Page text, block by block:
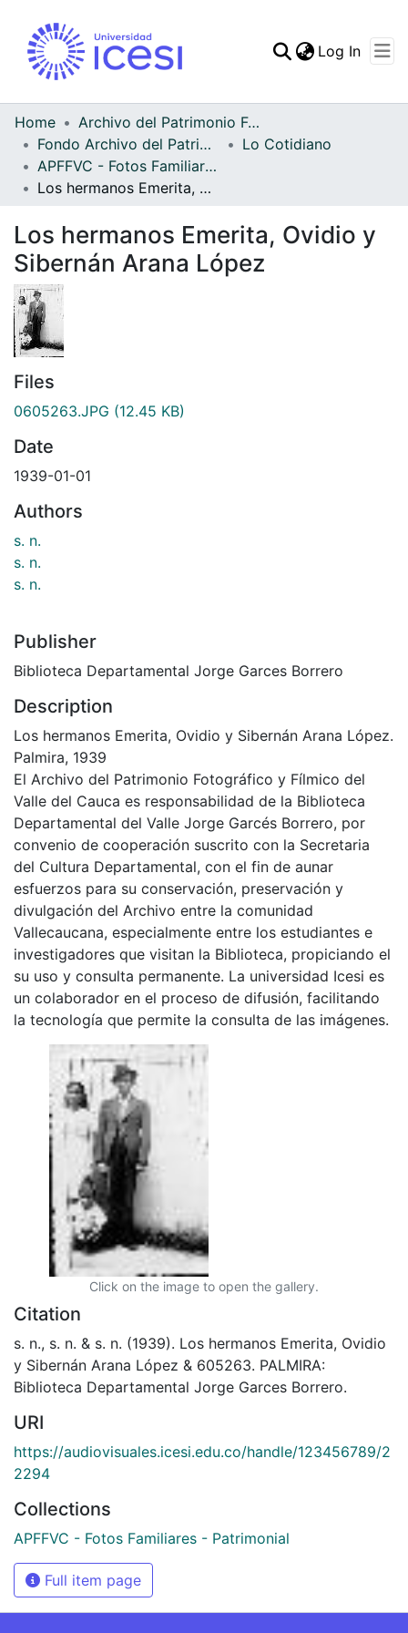
Statistics
Log In
Home
Archivo del Patrimonio Fotográfico y Fílmico del Valle del Cauca
Fondo Archivo del Patrimonio Fotográfico y Fílmico del Valle del Cauca
Lo Cotidiano
APFFVC - Fotos Familiares - Patrimonial
Los hermanos Emerita, Ovidio y Sibernán Arana López
Los hermanos Emerita, Ovidio y
Sibernán Arana López
Files
0605263.JPG (12.45 KB)
Date
1939-01-01
Authors
s. n.
s. n.
s. n.
Publisher
Biblioteca Departamental Jorge Garces Borrero
Description
Los hermanos Emerita, Ovidio y Sibernán Arana López.
Palmira, 1939
El Archivo del Patrimonio Fotográfico y Fílmico del
Valle del Cauca es responsabilidad de la Biblioteca
Departamental del Valle Jorge Garcés Borrero, por
convenio de cooperación suscrito con la Secretaria
del Cultura Departamental, con el fin de aunar
esfuerzos para su conservación, preservación y
divulgación del Archivo entre la comunidad
Vallecaucana, especialmente entre los estudiantes e
investigadores que visitan la Biblioteca, propiciando el
su uso y consulta permanente. La universidad Icesi es
un colaborador en el proceso de difusión, facilitando
la tecnología que permite la consulta de las imágenes.
Click on the image to open the gallery.
Citation
s. n., s. n. & s. n. (1939). Los hermanos Emerita, Ovidio
y Sibernán Arana López & 605263. PALMIRA:
Biblioteca Departamental Jorge Garces Borrero.
URI
https://audiovisuales.icesi.edu.co/handle/123456789/2
2294
Collections
APFFVC - Fotos Familiares - Patrimonial
Full item page